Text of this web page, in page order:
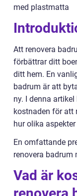
med plastmatta
Att renovera
förbättrar ditt
ditt hem. En
badrum är att
ny. I denna
kostnaden för att
hur olika
En omfattande
renovera badrum
Vad är